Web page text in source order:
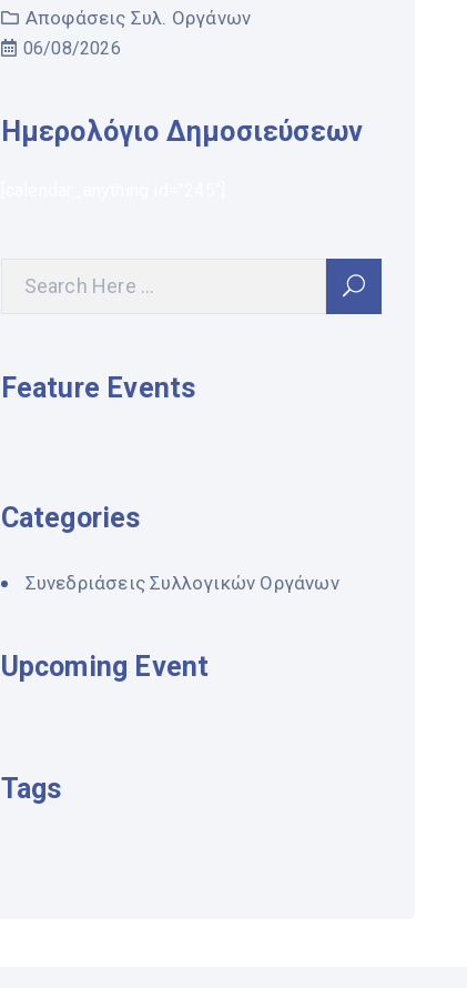
Αποφάσεις Συλ. Οργάνων
06/08/2026
Ημερολόγιο Δημοσιεύσεων
Feature Events
Categories
Συνεδριάσεις Συλλογικών Οργάνων
Upcoming Event
Tags